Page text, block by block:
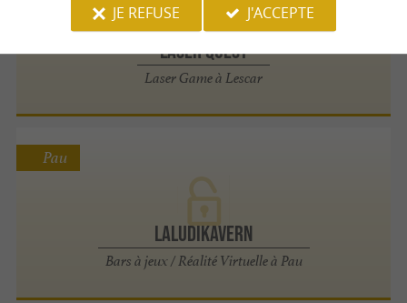
LASER QUEST
Laser Game à Lescar
Laludikavern
Bars à jeux / Réalité Virtuelle à Pau
Pau
JE REFUSE
J'ACCEPTE